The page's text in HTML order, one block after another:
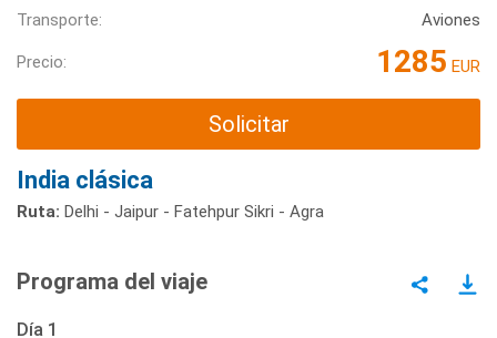
Transporte:
Aviones
Precio: 1285 EUR
Solicitar
India clásica
Ruta: Delhi - Jaipur - Fatehpur Sikri - Agra
Programa del viaje
Día 1